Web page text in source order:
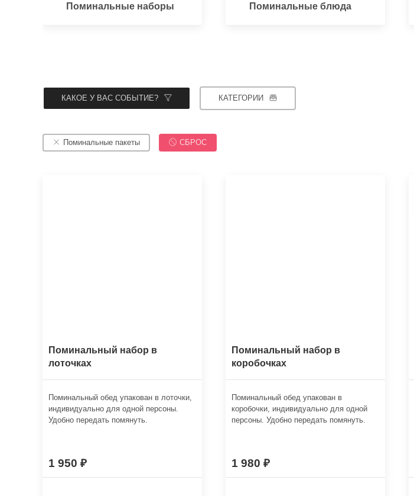
Поминальные наборы Поминальные блюда
КАКОЕ У ВАС СОБЫТИЕ? КАТЕГОРИИ
Поминальные пакеты СБРОС
Поминальный набор в
лоточках
Поминальный обед упакован в лоточки,
индивидуально для одной персоны.
Удобно передать помянуть.
1 950
Поминальный набор в
коробочках
Поминальный обед упакован в
коробочки, индивидуально для одной
персоны. Удобно передать помянуть.
1 980